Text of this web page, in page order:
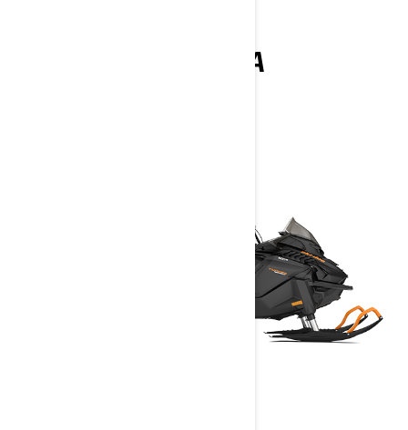
TUNDRA